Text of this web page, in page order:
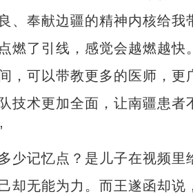
、奉献边疆的精神内核给我
了引线，感觉会越燃越快
，可以带教更多的医师，
技术更加全面，让南疆患
记忆点？是儿子在视频里
却无能为力。而王遂函却